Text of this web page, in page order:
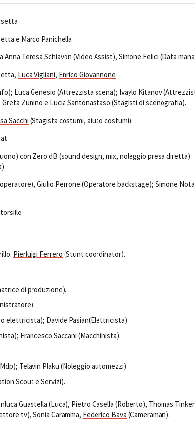
e Marco Panichella
Anna Teresa Schiavon (Video Assist), Simone Felici (Data
Luca Vigliani, Enrico Giovannone
Luca Genesio (Attrezzista scena); Ivaylo Kitanov
Greta Zunino e Lucia Santonastaso (Stagisti di scenografia).
Sacchi (Stagista costumi, aiuto costumi).
con Zero dB (sound design, mix, noleggio presa diretta)
Giulio Perrone (Operatore backstage); Simone Nota
Pierluigi Ferrero (Stunt coordinator).
di produzione).
elettricista); Davide Pasian(Elettricista).
Francesco Saccani (Macchinista).
Telavin Plaku (Noleggio automezzi).
Scout e Servizi).
Guastella (Luca), Pietro Casella (Roberto), Thomas Tinker
tv), Sonia Caramma, Federico Bava (Cameraman).